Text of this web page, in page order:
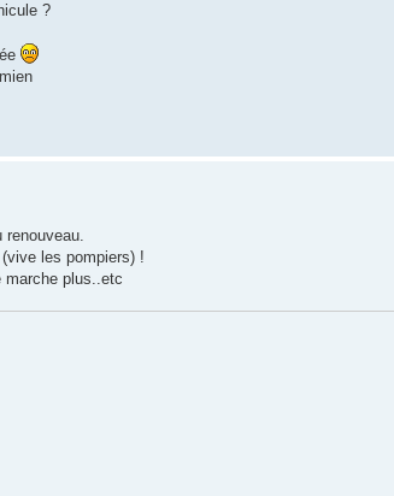
?
les pompiers) !
marche plus..etc